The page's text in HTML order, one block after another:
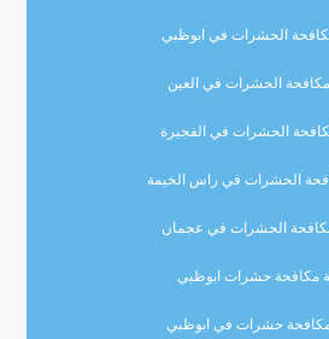
الحشرات في ابوظبي
الحشرات في العين
الحشرات في الفجيرة
الحشرات في راس الخيمة
الحشرات في عجمان
مكافحة حشرات ابوظبي
حشرات في ابوظبي